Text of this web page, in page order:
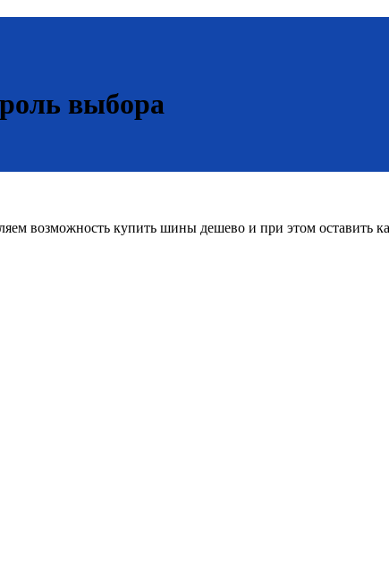
выбора
возможность купить шины дешево и при этом оставить